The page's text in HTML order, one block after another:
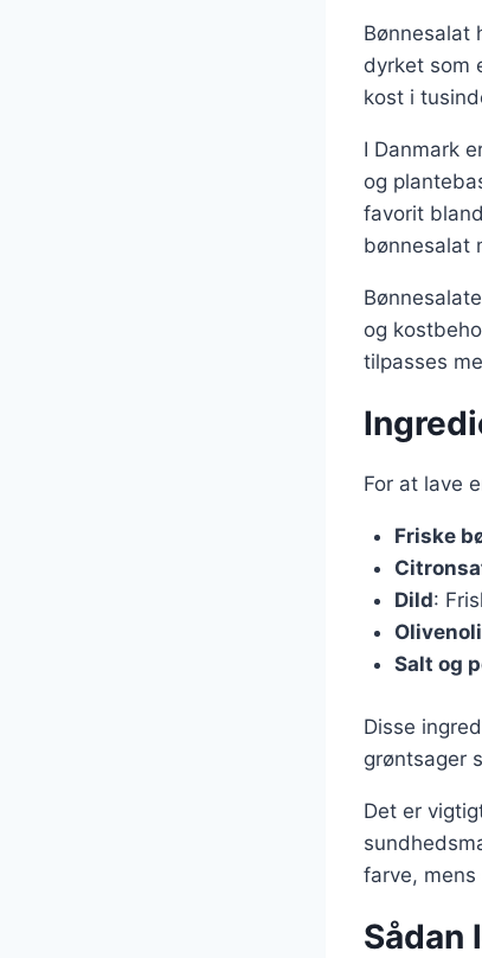
Bønnesalat
dyrket som
kost i
I Danmark
og
favorit
bønnesalat
og
tilpasses
For at lave
Friske
Dild:
Salt og
Disse
grøntsager
Det er
farve,
Sådan